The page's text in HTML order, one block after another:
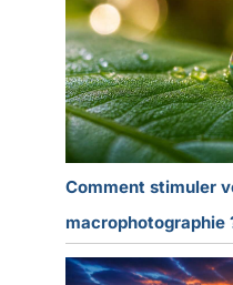
Comment stimuler
macrophotographie